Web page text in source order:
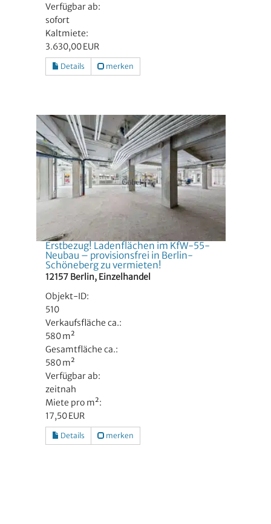
Verfügbar ab:
sofort
Kaltmiete:
3.630,00 EUR
Details merken
Erstbezug! Ladenflächen im KfW-55-
Neubau – provisionsfrei in Berlin-
Schöneberg zu vermieten!
12157 Berlin, Einzelhandel
Objekt-ID:
510
Verkaufsfläche ca.:
580 m²
Gesamtfläche ca.:
580 m²
Verfügbar ab:
zeitnah
Miete pro m²:
17,50 EUR
Details merken